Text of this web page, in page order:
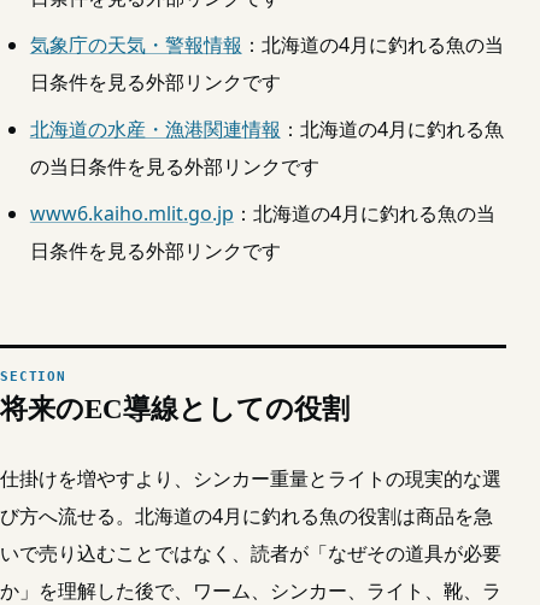
気象庁の天気・警報情報 ：北海道の4月に釣れる魚の当
日条件を見る外部リンクです
北海道の水産・漁港関連情報 ：北海道の4月に釣れる魚
の当日条件を見る外部リンクです
www6.kaiho.mlit.go.jp ：北海道の4月に釣れる魚の当
日条件を見る外部リンクです
将来のEC導線としての役割
仕掛けを増やすより、シンカー重量とライトの現実的な選
び方へ流せる。北海道の4月に釣れる魚の役割は商品を急
いで売り込むことではなく、読者が「なぜその道具が必要
か」を理解した後で、ワーム、シンカー、ライト、靴、ラ